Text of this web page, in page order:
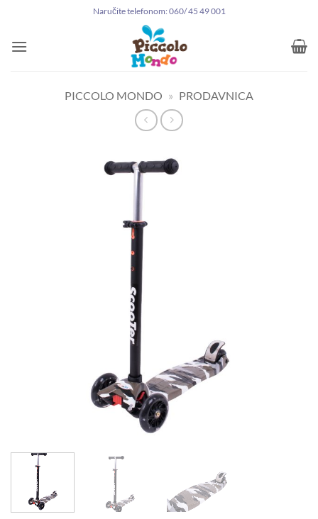
sadržaj
Naručite telefonom: 060/ 45 49 001
PICCOLO MONDO » PRODAVNICA